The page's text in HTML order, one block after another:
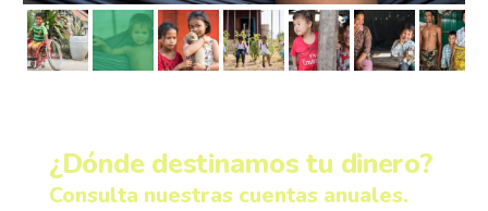
¿Dónde destinamos tu dinero?
Consulta nuestras cuentas anuales.